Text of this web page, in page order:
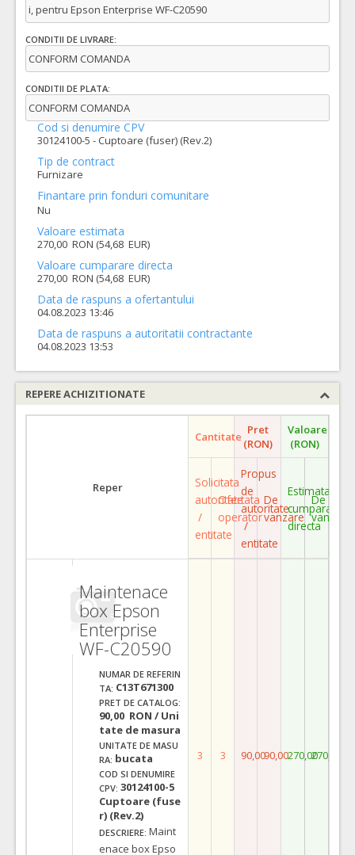
i, pentru Epson Enterprise WF-C20590
CONDITII DE LIVRARE:
CONFORM COMANDA
CONDITII DE PLATA:
CONFORM COMANDA
Cod si denumire CPV
30124100-5 - Cuptoare (fuser) (Rev.2)
Tip de contract
Furnizare
Finantare prin fonduri comunitare
Nu
Valoare estimata
270,00 RON (54,68 EUR)
Valoare cumparare directa
270,00 RON (54,68 EUR)
Data de raspuns a ofertantului
04.08.2023 13:46
Data de raspuns a autoritatii contractante
04.08.2023 13:53
REPERE ACHIZITIONATE
Reper
Cantitate Pret
(RON)
Valoare
(RON)
Solicitata
autoritate
/
entitate
Ofertata
operator
Propus
de
autoritate
/
entitate
De
vanzare
Estimata
cumparare
directa
De
vanzare
Maintenace
box Epson
Enterprise
WF-C20590
NUMAR DE REFERIN
TA: C13T671300
PRET DE CATALOG:
90,00 RON / Uni
tate de masura
UNITATE DE MASU
RA: bucata
COD SI DENUMIRE
CPV: 30124100-5
Cuptoare (fuse
r) (Rev.2)
DESCRIERE: Maint
enace box Epso
3 3 90,0090,00270,00270,00